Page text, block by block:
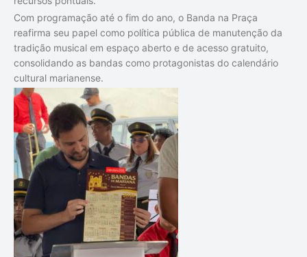
Com programação até o fim do ano, o Banda na Praça
reafirma seu papel como política pública de manutenção da
tradição musical em espaço aberto e de acesso gratuito,
consolidando as bandas como protagonistas do calendário
cultural marianense.